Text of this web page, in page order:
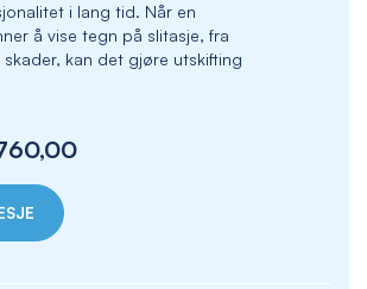
i lang tid. Når en
å vise tegn på slitasje, fra
skader, kan det gjøre utskifting